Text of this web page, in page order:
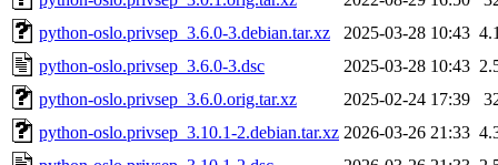
python-oslo.privsep_3.6.0-3.debian.tar.xz
2025-03-28 10:43
python-oslo.privsep_3.6.0-3.dsc
2025-03-28 10:43
python-oslo.privsep_3.6.0.orig.tar.xz
2025-02-24 17:39
python-oslo.privsep_3.10.1-2.debian.tar.xz 2026-03-26 21:33